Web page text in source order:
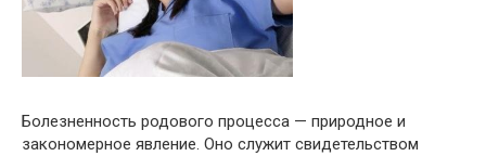
Болезненность родового процесса — природное и
закономерное явление. Оно служит свидетельством